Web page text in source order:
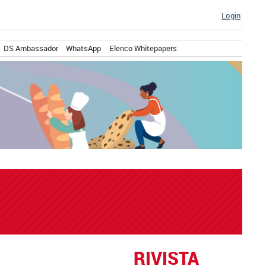
Login
DS Ambassador WhatsApp Elenco Whitepapers
RIVISTA